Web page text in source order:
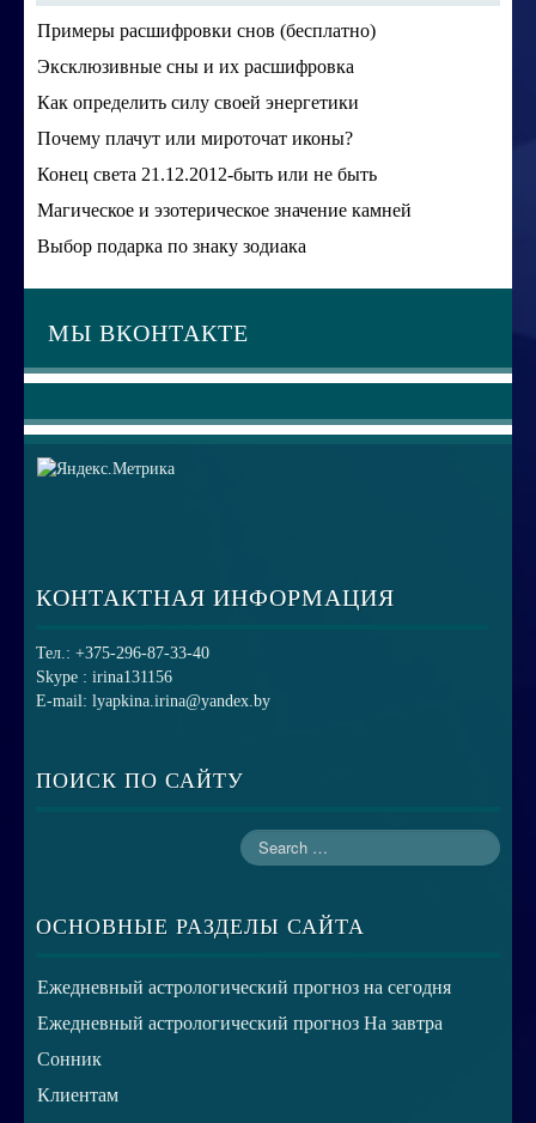
Примеры расшифровки снов (бесплатно)
Эксклюзивные сны и их расшифровка
Как определить силу своей энергетики
Почему плачут или мироточат иконы?
Конец света 21.12.2012-быть или не быть
Магическое и эзотерическое значение камней
Выбор подарка по знаку зодиака
МЫ ВКОНТАКТЕ
КОНТАКТНАЯ ИНФОРМАЦИЯ
Тел.: +375-296-87-33-40
Skype : irina131156
E-mail: lyapkina.irina@yandex.by
ПОИСК ПО САЙТУ
ОСНОВНЫЕ РАЗДЕЛЫ САЙТА
Ежедневный астрологический прогноз на сегодня
Ежедневный астрологический прогноз На завтра
Сонник
Клиентам